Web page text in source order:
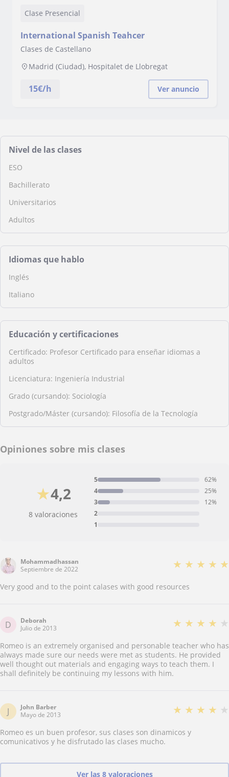
Clase Presencial
International Spanish Teahcer
Clases de Castellano
Madrid (Ciudad), Hospitalet de Llobregat
15€/h Ver anuncio
Nivel de las clases
ESO
Bachillerato
Universitarios
Adultos
Idiomas que hablo
Inglés
Italiano
Educación y certificaciones
Certificado: Profesor Certificado para enseñar idiomas a
adultos
Licenciatura: Ingeniería Industrial
Grado (cursando): Sociología
Postgrado/Máster (cursando): Filosofía de la Tecnología
Opiniones sobre mis clases
4,2
★
8 valoraciones
1
2
3 12%
4 25%
5 62%
Mohammadhassan
Septiembre de 2022
★ ★ ★ ★ ★
Very good and to the point calases with good resources
D
Deborah
Julio de 2013
★ ★ ★ ★ ★
Romeo is an extremely organised and personable teacher who has
always made sure our needs were met as students. He provided
well thought out materials and engaging ways to teach them. I
shall definitely be continuing my lessons with him.
J
John Barber
Mayo de 2013
★ ★ ★ ★ ★
Romeo es un buen profesor, sus clases son dinamicos y
comunicativos y he disfrutado las clases mucho.
Ver las 8 valoraciones